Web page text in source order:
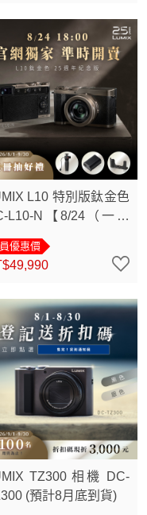
L10 特別版鈦金色
L10-N【8/24（一）
優惠價
TZ300 相機 DC-
(預計8月底到貨)